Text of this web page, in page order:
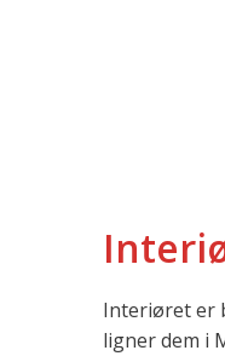
Interiøret er
ligner dem i